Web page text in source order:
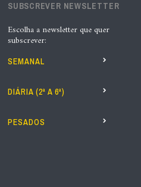
SUBSCREVER NEWSLETTER
Escolha a newsletter que quer
subscrever:
SEMANAL
DIÁRIA (2ª A 6ª)
PESADOS